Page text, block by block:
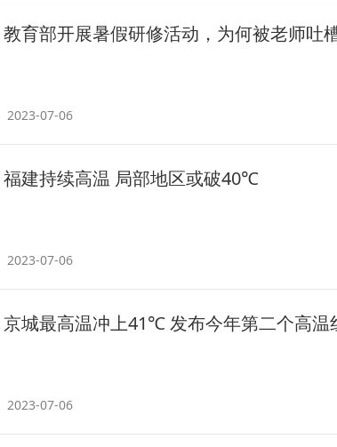
教育部开展暑假研修活动，为何被老师吐
2023-07-06
福建持续高温 局部地区或破40℃
2023-07-06
京城最高温冲上41℃ 发布今年第二个高温
2023-07-06